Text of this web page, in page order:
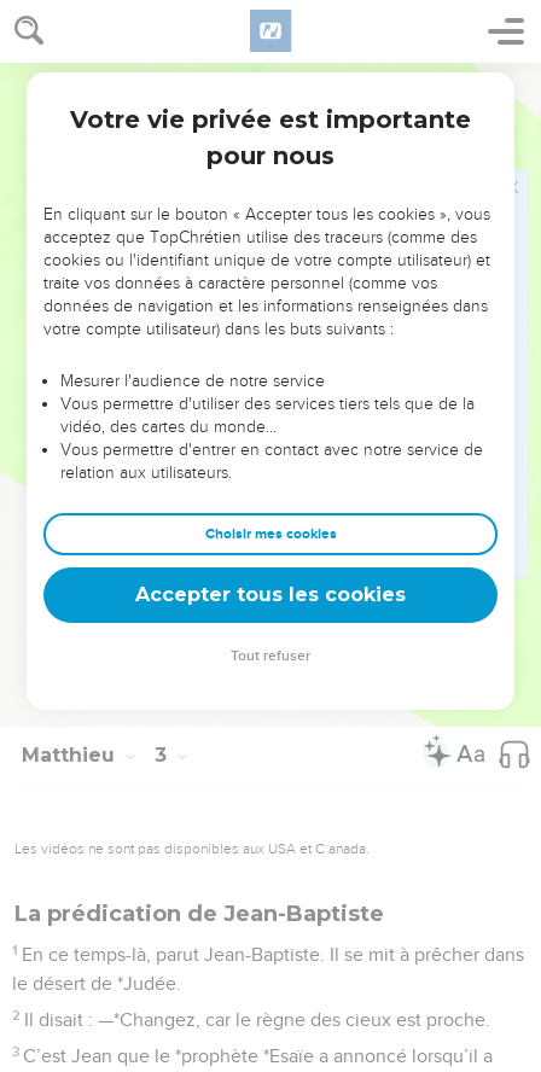
Matthieu 2
18 On entend à Rama une voix qui gémit et d’abondants
sanglots amers :. Rachel pleure ses fils et elle ne veut pas se
laisser consoler car ses fils ne sont plus.
Le retour d'Égypte
rêve à Joseph, en Egypte,
et lui dit : —Lève-toi, prends l’enfant et sa mère et
retourne avec eux dans le pays d’*Israël, car ceux qui
voulaient tuer l’enfant sont morts.
pays d’Israël.
Mais il apprit qu’Archélaüs était devenu roi de Judée à la
place de son père Hérode. Il eut donc peur de s’y installer,
et, averti par Dieu dans un rêve, il se retira dans la province
où il s’établit dans une ville appelée *Nazareth. Ainsi se
réalisa cette parole des prophètes : On l’appellera : le
Nazaréen.
La Bible Du Semeur Copyright © 1992, 1999 by Biblica, Inc.® Used by permission.
Matthieu 3
Les vidéos ne sont pas disponibles aux USA et C anada.
La prédication de Jean-Baptiste
1 En ce temps-là, parut Jean-Baptiste. Il se mit à prêcher dans
le désert de *Judée.
2 Il disait : —*Changez, car le règne des cieux est proche.
3 C’est Jean que le *prophète *Esaïe a annoncé lorsqu’il a
Votre vie privée est importante
pour nous
En cliquant sur le bouton « Accepter tous les cookies », vous
acceptez que TopChrétien utilise des traceurs (comme des
cookies ou l'identifiant unique de votre compte utilisateur) et
traite vos données à caractère personnel (comme vos
données de navigation et les informations renseignées dans
votre compte utilisateur) dans les buts suivants :
Mesurer l'audience de notre service
Vous permettre d'utiliser des services tiers tels que de la
vidéo, des cartes du monde…
Vous permettre d'entrer en contact avec notre service de
relation aux utilisateurs.
Choisir mes cookies
Accepter tous les cookies
Tout refuser